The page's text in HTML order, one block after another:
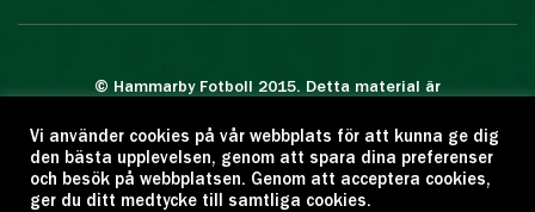
© Hammarby Fotboll 2015. Detta material är
Eftertryck eller annan kopiering är förbjuden.
Citera oss gärna men ange källan:
www.hammarbyfotboll.se. Ansvarig utgivare:
Vi använder cookies på vår webbplats för att kunna ge dig
den bästa upplevelsen, genom att spara dina preferenser
och besök på webbplatsen. Genom att acceptera cookies,
ger du ditt medtycke till samtliga cookies.